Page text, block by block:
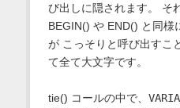
び出しに隠されます。 そ
BEGIN() や END() と同様
が こっそりと呼び出すこ
て全て大文字です。
tie() コールの中で、